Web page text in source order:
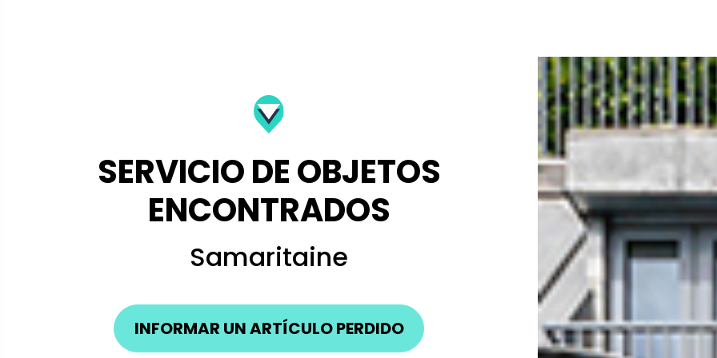
SERVICIO DE OBJETOS
ENCONTRADOS
Samaritaine
INFORMAR UN ARTÍCULO
PERDIDO